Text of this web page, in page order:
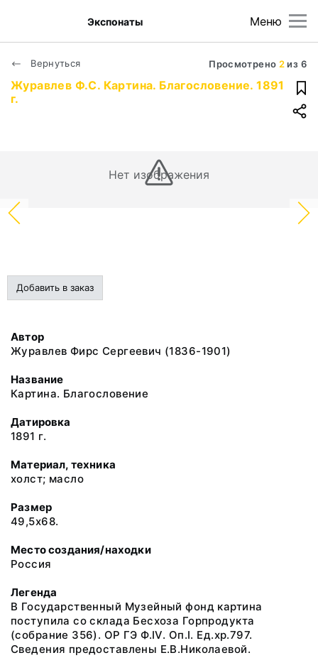
Меню
Экспонаты
Вернуться Просмотрено 2из 6
Журавлев Ф.С. Картина. Благословение. 1891
г.
Нет изображения
Добавить в заказ
Автор
Журавлев Фирс Сергеевич (1836-1901)
Название
Картина. Благословение
Датировка
1891 г.
Материал, техника
холст; масло
Размер
49,5x68.
Место создания/находки
Россия
Легенда
В Государственный Музейный фонд картина
поступила со склада Бесхоза Горпродукта
(собрание 356). ОР ГЭ Ф.IV. Оп.I. Ед.хр.797.
Сведения предоставлены Е.В.Николаевой.